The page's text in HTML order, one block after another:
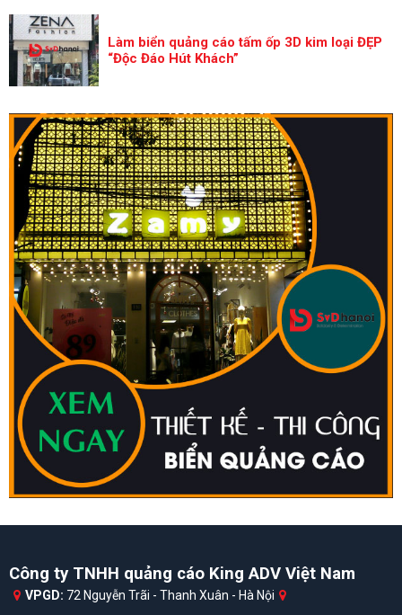
Làm biển quảng cáo tấm ốp 3D kim loại ĐẸP
“Độc Đáo Hút Khách”
Công ty TNHH quảng cáo King ADV Việt Nam
VPGD: 72 Nguyễn Trãi - Thanh Xuân - Hà Nội